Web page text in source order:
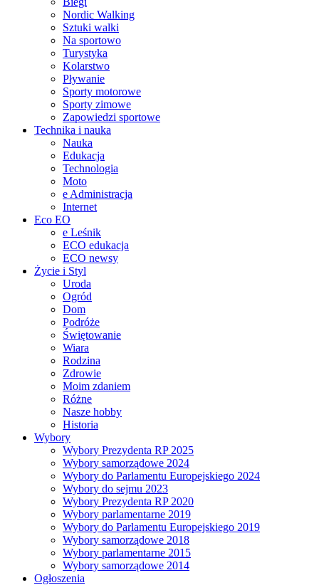
Nordic Walking
Sztuki walki
Na sportowo
Turystyka
Kolarstwo
Pływanie
Sporty motorowe
Sporty zimowe
Zapowiedzi sportowe
Technika i nauka
Nauka
Edukacja
Technologia
Moto
e Administracja
Internet
Eco EO
e Leśnik
ECO edukacja
ECO newsy
Życie i Styl
Uroda
Ogród
Dom
Podróże
Świętowanie
Wiara
Rodzina
Zdrowie
Moim zdaniem
Różne
Nasze hobby
Historia
Wybory
Wybory Prezydenta RP 2025
Wybory samorządowe 2024
Wybory do Parlamentu Europejskiego 2024
Wybory do sejmu 2023
Wybory Prezydenta RP 2020
Wybory parlamentarne 2019
Wybory do Parlamentu Europejskiego 2019
Wybory samorządowe 2018
Wybory parlamentarne 2015
Wybory samorządowe 2014
Ogłoszenia